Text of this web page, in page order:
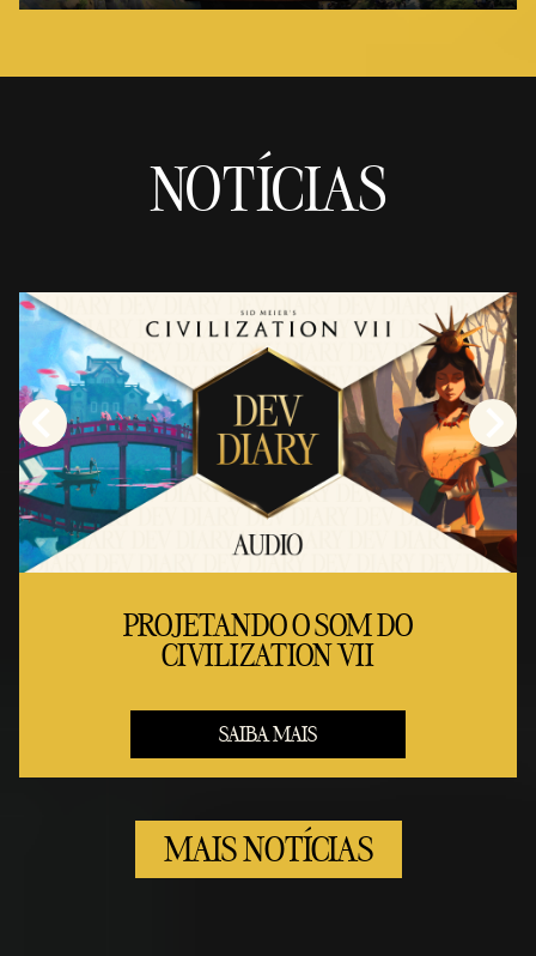
NOTÍCIAS
PROJETANDO O SOM DO
CIVILIZATION VII
SAIBA MAIS
MAIS NOTÍCIAS